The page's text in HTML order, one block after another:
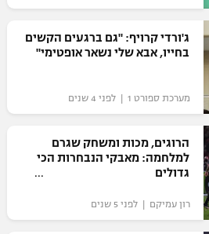
עסק
ג'ורדי קרויף: "גם ברגעים הקשים
בחייו, אבא שלי נשאר אופטימי"
מערכת ספורט 1 | לפני 4 שנים
הרוגים, מכות ומשחק שגרם
למלחמה: מאבקי הנבחרות הכי
גדולים
רון עמיקם | לפני 5 שנים